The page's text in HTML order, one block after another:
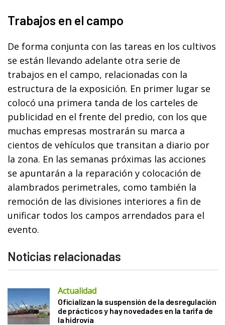
Trabajos en el campo
De forma conjunta con las tareas en los cultivos
se están llevando adelante otra serie de
trabajos en el campo, relacionadas con la
estructura de la exposición. En primer lugar se
colocó una primera tanda de los carteles de
publicidad en el frente del predio, con los que
muchas empresas mostrarán su marca a
cientos de vehículos que transitan a diario por
la zona. En las semanas próximas las acciones
se apuntarán a la reparación y colocación de
alambrados perimetrales, como también la
remoción de las divisiones interiores a fin de
unificar todos los campos arrendados para el
evento.
Noticias relacionadas
Actualidad
Oficializan la suspensión de la desregulación
de prácticos y hay novedades en la tarifa de
la hidrovía